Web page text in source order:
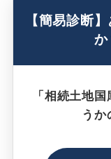
【簡易診断
か
「相続土地
うか